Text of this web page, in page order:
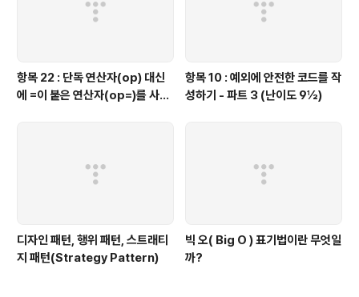
항목 22 : 단독 연산자(op) 대신
에 =이 붙은 연산자(op=)를 사용
항목 10 : 예외에 안전한 코드를 작
성하기 - 파트 3 (난이도 9½)
디자인 패턴, 행위 패턴, 스트래티
지 패턴(Strategy Pattern)
빅 오( Big O ) 표기법이란 무엇일
까?